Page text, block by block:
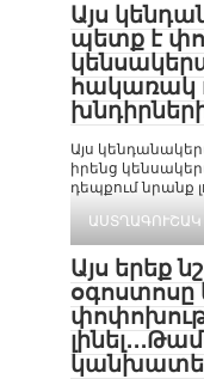
Այս
պետք է
հակառակ
Այս
իրենց
դեպքում նրանք
ԱՍՏՂԱԳՈՒՇԱԿ
Այս երեք
օգոստոսը